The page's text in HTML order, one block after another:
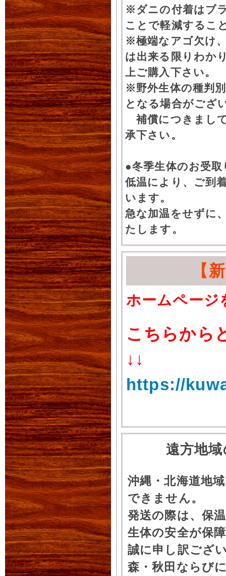
※ダニの付着はブ
ことで軽減するこ
※極端なアゴ欠け
は出来る限りわか
上ご購入下さい。
※野外生体の種判
となる場合がござ
補償につきまし
承下さい。
●冬季生体のお受
低温により、ご到
います。
急な加温をせずに
たします。
【
ホームページ
こちらから
↓↓
https://
遠方地
沖縄・北海道地
できません。
発送の際は、保
生体の安全が保
誠に申し訳ござ
森・秋田ならび